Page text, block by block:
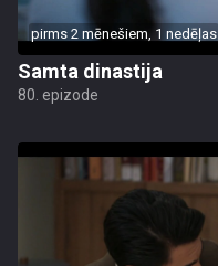
pirms 2 mēnešiem, 1 nedēļas
Samta dinastija
80. epizode